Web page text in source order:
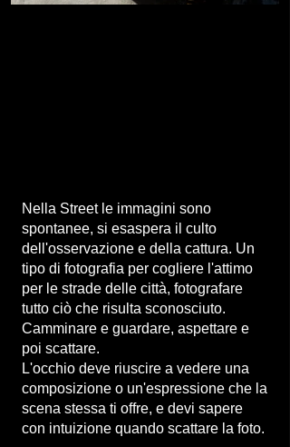
Nella Street le immagini sono
spontanee, si esaspera il culto
dell'osservazione e della cattura. Un
tipo di fotografia per cogliere l'attimo
per le strade delle città, fotografare
tutto ciò che risulta sconosciuto.
Camminare e guardare, aspettare e
poi scattare.
L'occhio deve riuscire a vedere una
composizione o un'espressione che la
scena stessa ti offre, e devi sapere
con intuizione quando scattare la foto.